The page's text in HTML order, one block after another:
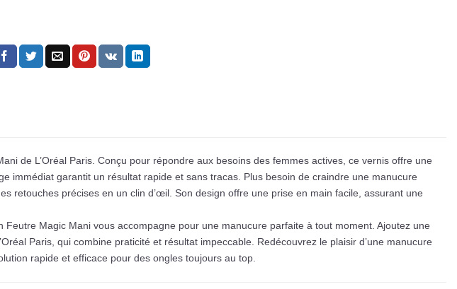
de L’Oréal Paris. Conçu pour répondre aux besoins des femmes actives, ce vernis offre une
immédiat garantit un résultat rapide et sans tracas. Plus besoin de craindre une manucure
retouches précises en un clin d’œil. Son design offre une prise en main facile, assurant une
Magic Mani vous accompagne pour une manucure parfaite à tout moment. Ajoutez une
Paris, qui combine praticité et résultat impeccable. Redécouvrez le plaisir d’une manucure
rapide et efficace pour des ongles toujours au top.